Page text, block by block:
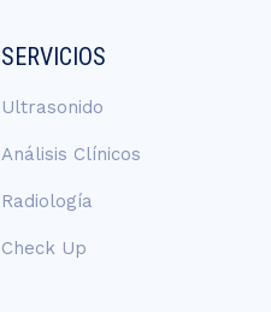
SERVICIOS
Ultrasonido
Análisis Clínicos
Radiología
Check Up